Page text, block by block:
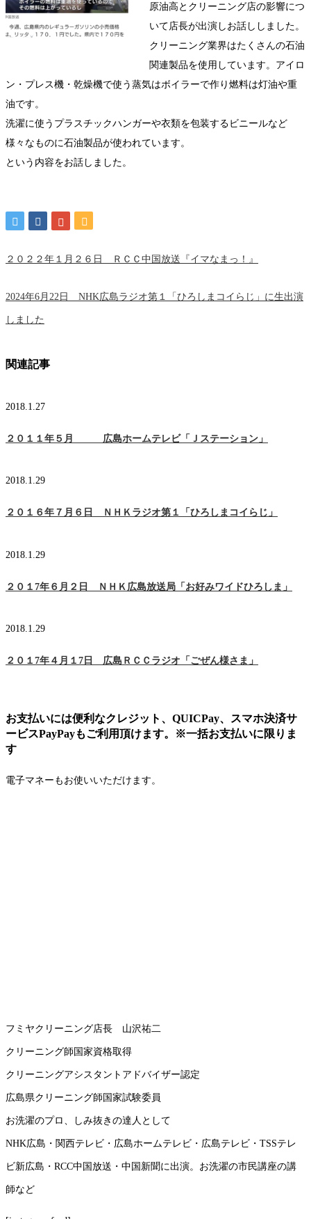
原油高とクリーニング店の影響につ
いて店長が出演しお話ししました。
クリーニング業界はたくさんの石油
関連製品を使用しています。アイロ
ン・プレス機・乾燥機で使う蒸気はボイラーで作り燃料は灯油や重
油です。
洗濯に使うプラスチックハンガーや衣類を包装するビニールなど
様々なものに石油製品が使われています。
という内容をお話しました。
２０２２年１月２６日 ＲＣＣ中国放送『イマなまっ！』
2024年6月22日 NHK広島ラジオ第１「ひろしまコイらじ」に生出演
しました
関連記事
2018.1.27
２０１１年５月 広島ホームテレビ「Ｊステーション」
2018.1.29
２０１６年７月６日 ＮＨＫラジオ第１「ひろしまコイらじ」
2018.1.29
２０１7年６月２日 ＮＨＫ広島放送局「お好みワイドひろしま」
2018.1.29
２０１7年４月１7日 広島ＲＣＣラジオ「ごぜん様さま」
お支払いには便利なクレジット、QUICPay、スマホ決済サ
ービスPayPayもご利用頂けます。※一括お支払いに限りま
す
電子マネーもお使いいただけます。
フミヤクリーニング店長 山沢祐二
クリーニング師国家資格取得
クリーニングアシスタントアドバイザー認定
広島県クリーニング師国家試験委員
お洗濯のプロ、しみ抜きの達人として
NHK広島・関西テレビ・広島ホームテレビ・広島テレビ・TSSテレ
ビ新広島・RCC中国放送・中国新聞に出演。お洗濯の市民講座の講
師など